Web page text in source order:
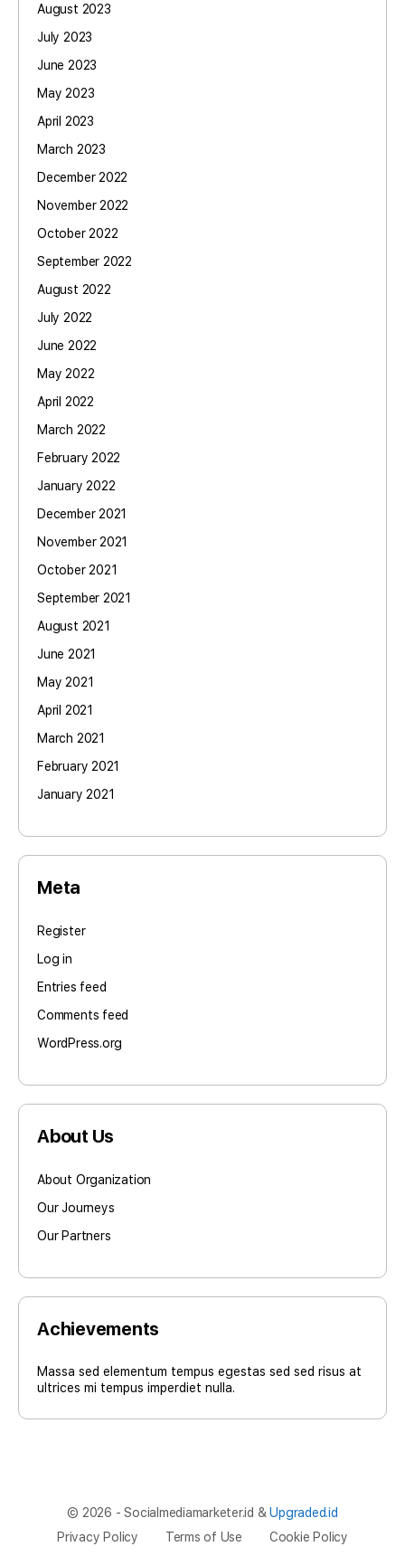
August 2023
July 2023
June 2023
May 2023
April 2023
March 2023
December 2022
November 2022
October 2022
September 2022
August 2022
July 2022
June 2022
May 2022
April 2022
March 2022
February 2022
January 2022
December 2021
November 2021
October 2021
September 2021
August 2021
June 2021
May 2021
April 2021
March 2021
February 2021
January 2021
Meta
Register
Log in
Entries feed
Comments feed
WordPress.org
About Us
About Organization
Our Journeys
Our Partners
Achievements
Massa sed elementum tempus egestas sed sed risus at
ultrices mi tempus imperdiet nulla.
© 2026 - Socialmediamarketer.id &Upgraded.id
Privacy Policy
Terms of Use Cookie Policy